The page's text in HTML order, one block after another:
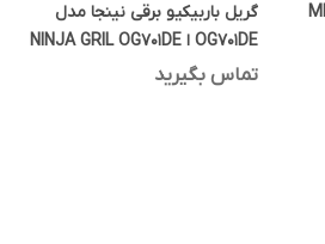
گریل باربیکیو برقی نینجا مدل
OG701DE ا NINJA GRIL OG701DE
تماس بگیرید